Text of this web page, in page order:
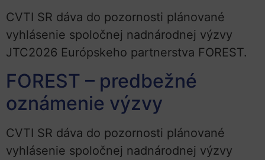
CVTI SR dáva do pozornosti plánované
vyhlásenie spoločnej nadnárodnej výzvy
JTC2026 Európskeho partnerstva FOREST.
FOREST – predbežné
oznámenie výzvy
CVTI SR dáva do pozornosti plánované
vyhlásenie spoločnej nadnárodnej výzvy